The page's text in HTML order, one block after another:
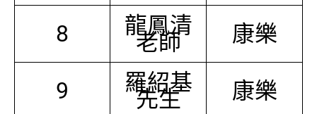
8 龍鳳清
老師 康樂
9 羅紹基
先生 康樂